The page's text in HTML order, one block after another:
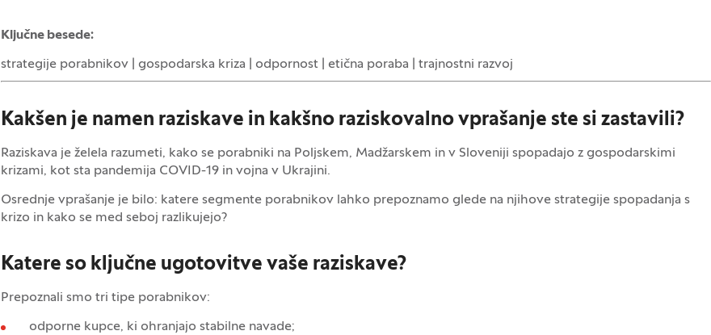
Ključne besede:
strategije porabnikov | gospodarska kriza | odpornost | etična poraba | trajnostni razvoj
Kakšen je namen raziskave in kakšno raziskovalno vprašanje ste si zastavili?
Raziskava je želela razumeti, kako se porabniki na Poljskem, Madžarskem in v Sloveniji spopadajo z gospodarskimi
krizami, kot sta pandemija COVID-19 in vojna v Ukrajini.
Osrednje vprašanje je bilo: katere segmente porabnikov lahko prepoznamo glede na njihove strategije spopadanja s
krizo in kako se med seboj razlikujejo?
Katere so ključne ugotovitve vaše raziskave?
Prepoznali smo tri tipe porabnikov:
odporne kupce, ki ohranjajo stabilne navade;